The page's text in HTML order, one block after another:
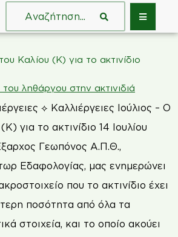
Καλίου (Κ) για το ακτινίδιο
⟡ Καλλιέργειες Iούλιος – Ο
για το ακτινίδιο 14 Ιουλίου
Γεωπόνος Α.Π.Θ.,
Εδαφολογίας, μας ενημερώνει
που το ακτινίδιο έχει
ποσότητα από όλα τα
στοιχεία, και το οποίο ακούει